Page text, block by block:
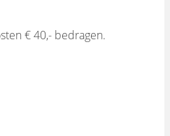
€ 40,- bedragen.